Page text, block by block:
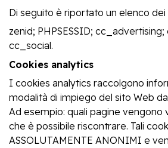
Di seguito è riportato un elenco
zenid; PHPSESSID;
cc_social.
Cookies analytics
I cookies analytics raccolgono
modalità di impiego del sito Web
Ad esempio: quali pagine vengono
che è possibile riscontrare. Tali
ASSOLUTAMENTE ANONIMI e